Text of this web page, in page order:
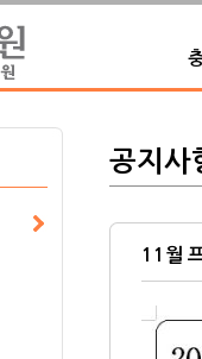
공지사
11월